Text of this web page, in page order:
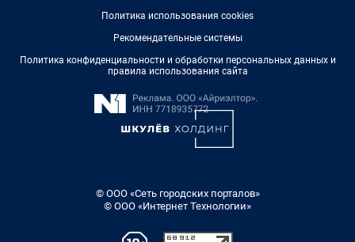
Политика использования cookies
Рекомендательные системы
Политика конфиденциальности и обработки персональных данных и
правила использования сайта
© ООО «Сеть городских порталов»
© ООО «Интернет Технологии»